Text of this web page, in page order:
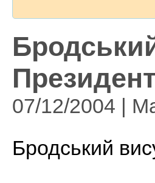
07/12/2004 |
Бродський